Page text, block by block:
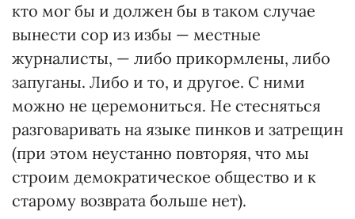
кто мог бы и должен бы в таком случае
вынести сор из избы — местные
журналисты, — либо прикормлены, либо
запуганы. Либо и то, и другое. С ними
можно не церемониться. Не стесняться
разговаривать на языке пинков и затрещин
(при этом неустанно повторяя, что мы
строим демократическое общество и к
старому возврата больше нет).